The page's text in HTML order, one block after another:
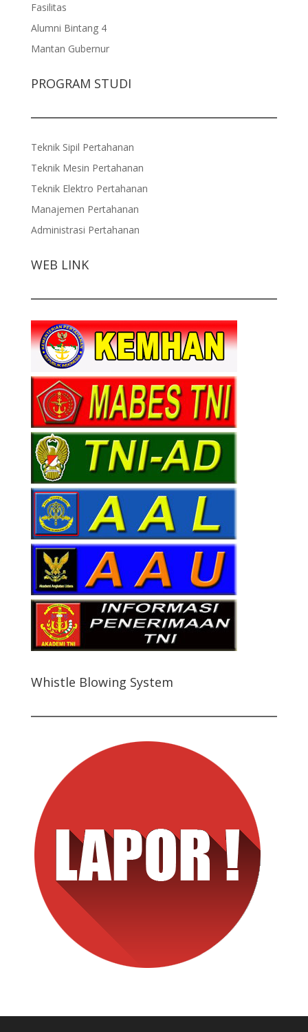
Fasilitas
Alumni Bintang 4
Mantan Gubernur
PROGRAM STUDI
Teknik Sipil Pertahanan
Teknik Mesin Pertahanan
Teknik Elektro Pertahanan
Manajemen Pertahanan
Administrasi Pertahanan
WEB LINK
Whistle Blowing System